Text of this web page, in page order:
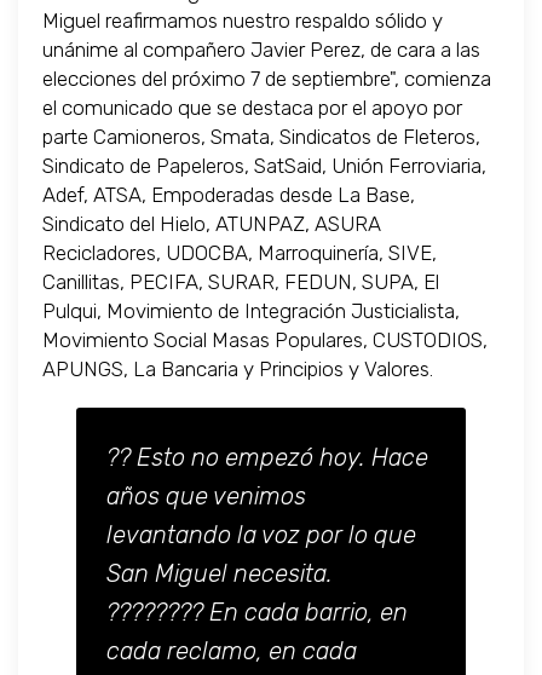
Miguel reafirmamos nuestro respaldo sólido y
unánime al compañero Javier Perez, de cara a las
elecciones del próximo 7 de septiembre", comienza
el comunicado que se destaca por el apoyo por
parte Camioneros, Smata, Sindicatos de Fleteros,
Sindicato de Papeleros, SatSaid, Unión Ferroviaria,
Adef, ATSA, Empoderadas desde La Base,
Sindicato del Hielo, ATUNPAZ, ASURA
Recicladores, UDOCBA, Marroquinería, SIVE,
Canillitas, PECIFA, SURAR, FEDUN, SUPA, El
Pulqui, Movimiento de Integración Justicialista,
Movimiento Social Masas Populares, CUSTODIOS,
APUNGS, La Bancaria y Principios y Valores.
?? Esto no empezó hoy. Hace
años que venimos
levantando la voz por lo que
San Miguel necesita.
???????? En cada barrio, en
cada reclamo, en cada